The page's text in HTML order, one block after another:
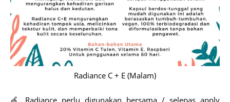
Radiance C + E (Malam)
🍏 Radiance perlu digunakan bersama / selepas apply